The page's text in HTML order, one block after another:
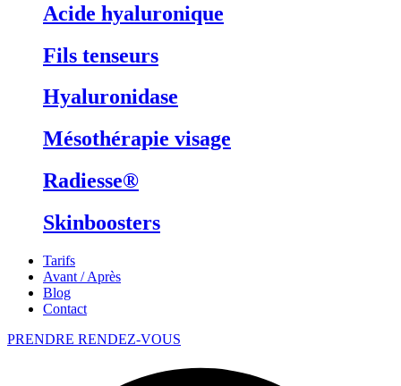
Acide hyaluronique
Fils tenseurs
Hyaluronidase
Mésothérapie visage
Radiesse®
Skinboosters
Tarifs
Avant / Après
Blog
Contact
PRENDRE RENDEZ-VOUS